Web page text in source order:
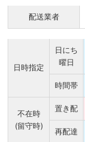
配送業者
日時指定
日にち
曜日
時間帯
不在時
(留守時)
置き配
再配達